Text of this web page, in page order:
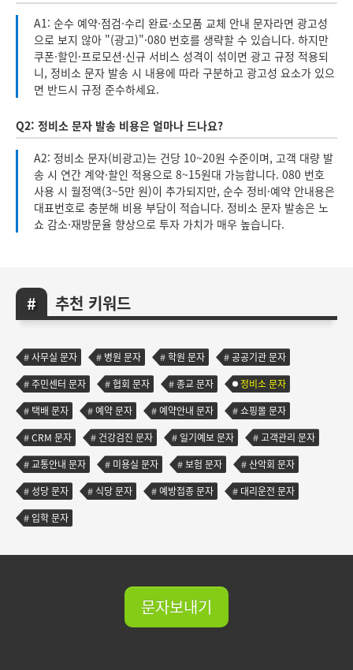
A1: 순수 예약·점검·수리 완료·소모품 교체 안내 문자라면 광고성
으로 보지 않아 "(광고)"·080 번호를 생략할 수 있습니다. 하지만
쿠폰·할인·프로모션·신규 서비스 성격이 섞이면 광고 규정 적용되
니, 정비소 문자 발송 시 내용에 따라 구분하고 광고성 요소가 있으
면 반드시 규정 준수하세요.
Q2: 정비소 문자 발송 비용은 얼마나 드나요?
A2: 정비소 문자(비광고)는 건당 10~20원 수준이며, 고객 대량 발
송 시 연간 계약·할인 적용으로 8~15원대 가능합니다. 080 번호
사용 시 월정액(3~5만 원)이 추가되지만, 순수 정비·예약 안내용은
대표번호로 충분해 비용 부담이 적습니다. 정비소 문자 발송은 노
쇼 감소·재방문율 향상으로 투자 가치가 매우 높습니다.
추천 키워드
사무실 문자 병원 문자 학원 문자
공공기관 문자
주민센터 문자
협회 문자 종교 문자
정비소 문자
택배 문자
예약 문자 예약안내 문자
쇼핑몰 문자
CRM 문자
건강검진 문자 일기예보 문자
고객관리 문자
교통안내 문자
미용실 문자 보험 문자
산악회 문자
성당 문자
식당 문자 예방접종 문자
대리운전 문자
입학 문자
문자보내기